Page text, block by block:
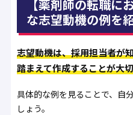
【薬剤師の転職に
な志望動機の例を
志望動機は、採用担当者が
踏まえて作成することが大
具体的な例を見ることで、自
しょう。